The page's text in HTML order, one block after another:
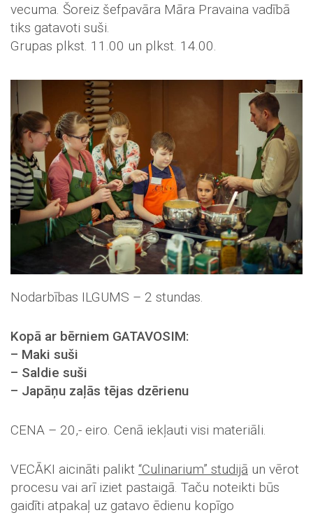
vecuma. Šoreiz šefpavāra Māra Pravaina vadībā
tiks gatavoti suši.
Grupas plkst. 11.00 un plkst. 14.00.
Nodarbības ILGUMS – 2 stundas.
Kopā ar bērniem GATAVOSIM:
– Maki suši
– Saldie suši
– Japāņu zaļās tējas dzērienu
CENA – 20,- eiro. Cenā iekļauti visi materiāli.
VECĀKI aicināti palikt “Culinarium” studijā un vērot
procesu vai arī iziet pastaigā. Taču noteikti būs
gaidīti atpakaļ uz gatavo ēdienu kopīgo